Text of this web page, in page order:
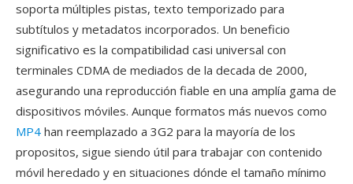
soporta múltiples pistas, texto temporizado para
subtítulos y metadatos incorporados. Un beneficio
significativo es la compatibilidad casi universal con
terminales CDMA de mediados de la decada de 2000,
asegurando una reproducción fiable en una amplía gama de
dispositivos móviles. Aunque formatos más nuevos como
MP4 han reemplazado a 3G2 para la mayoría de los
propositos, sigue siendo útil para trabajar con contenido
móvil heredado y en situaciones dónde el tamaño mínimo